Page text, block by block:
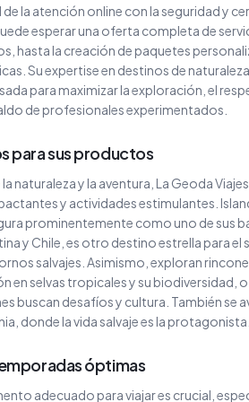
la atención online con la seguridad y
esperar una oferta completa de
hasta la creación de paquetes
Su expertise en destinos de
para maximizar la exploración, el
de profesionales experimentados.
para sus productos
naturaleza y la aventura, La Geoda
y actividades estimulantes.
prominentemente como uno de sus
y Chile, es otro destino estrella para el
salvajes. Asimismo, exploran
en selvas tropicales y su biodiversidad,
buscan desafíos y cultura. También se
donde la vida salvaje es la
óptimas
adecuado para viajar es crucial,